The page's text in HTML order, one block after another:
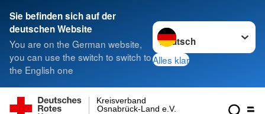
Sie befinden sich auf der
deutschen Website
You are on the German website,
you can use the switch to switch to
the English one
Sprache wechseln zu
Alles klar
Osnabrück-Land e.V.
Kreisverband